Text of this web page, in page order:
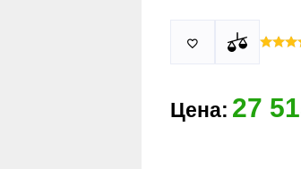
юридических лиц
проверить товар.
п.Немчиновка,
Действует акция:

Цена: 27